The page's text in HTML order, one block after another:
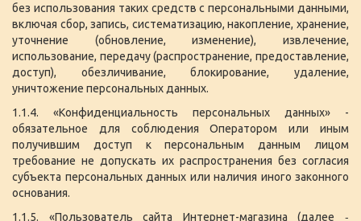
без использования таких средств с персональными данными,
включая сбор, запись, систематизацию, накопление, хранение,
уточнение (обновление, изменение), извлечение,
использование, передачу (распространение, предоставление,
доступ), обезличивание, блокирование, удаление,
уничтожение персональных данных.
1.1.4. «Конфиденциальность персональных данных» -
обязательное для соблюдения Оператором или иным
получившим доступ к персональным данным лицом
требование не допускать их распространения без согласия
субъекта персональных данных или наличия иного законного
основания.
1.1.5. «Пользователь сайта Интернет-магазина (далее ‑